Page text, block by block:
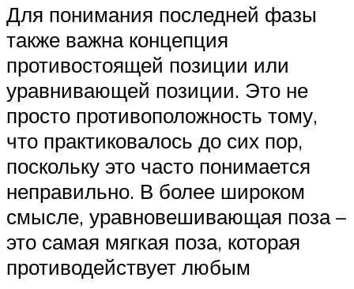
Для понимания последней фазы
также важна концепция
противостоящей позиции или
уравнивающей позиции. Это не
просто противоположность тому,
что практиковалось до сих пор,
поскольку это часто понимается
неправильно. В более широком
смысле, уравновешивающая поза –
это самая мягкая поза, которая
противодействует любым